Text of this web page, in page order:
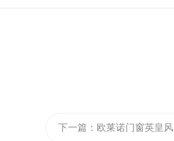
下一篇： 欧莱诺门窗英皇风